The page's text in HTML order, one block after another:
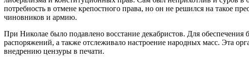
потребность в отмене крепостного права, но он не решился на такое
чиновников и армию.
При Николае было подавлено восстание декабристов. Для обеспечения
распоряжений, а также отслеживало настроение народных масс. Эта
внедрению цензуры в печати.